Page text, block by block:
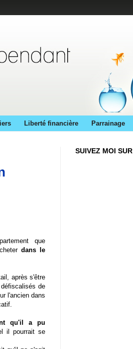
Liberté financière Parrainage
que
dans le
après s'être
de
l'ancien dans
qu'il a pu
il pourrait se
SUIVEZ MOI SUR